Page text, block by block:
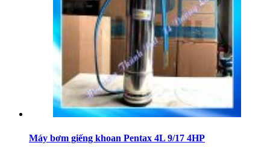
Máy bơm giếng khoan Pentax 4L 9/17 4HP